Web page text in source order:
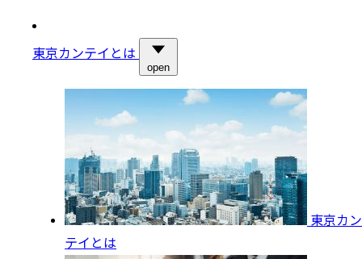
東京カンテイとは
open
東京カン
テイとは